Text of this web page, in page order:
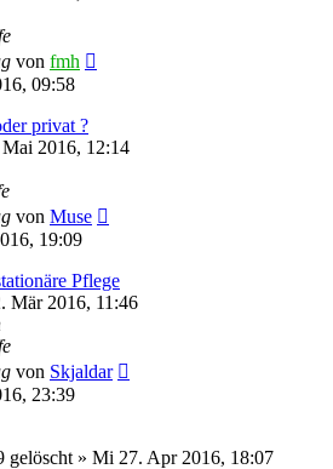
von fmh
09:58
privat ?
2016, 12:14
von Muse
19:09
Pflege
Mär 2016, 11:46
von Skjaldar
23:39
gelöscht » Mi 27. Apr 2016, 18:07